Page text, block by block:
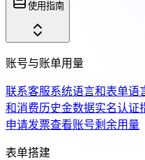
使用指南
账号与账单用量
联系客服系统语言和表单语
和消费历史金数据实名认证
申请发票查看账号剩余用量
表单搭建